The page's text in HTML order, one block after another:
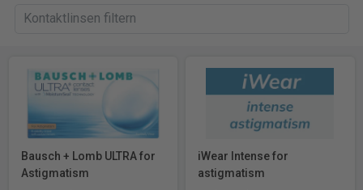
Bausch + Lomb ULTRA for
Astigmatism
iWear Intense for
astigmatism